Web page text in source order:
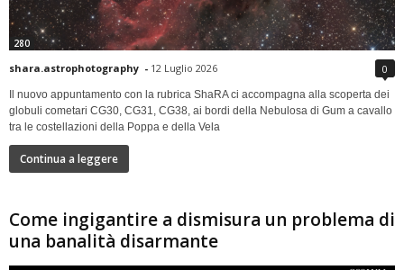
280
shara.astrophotography - 12 Luglio 2026 0
Il nuovo appuntamento con la rubrica ShaRA ci accompagna alla scoperta dei
globuli cometari CG30, CG31, CG38, ai bordi della Nebulosa di Gum a cavallo
tra le costellazioni della Poppa e della Vela
Continua a leggere
Come ingigantire a dismisura un problema di
una banalità disarmante